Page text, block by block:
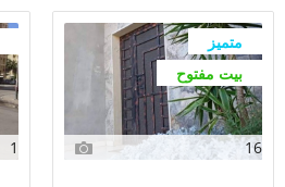
متميز
بيت مفتوح
16
1